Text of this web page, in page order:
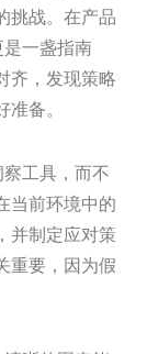
挑战。在产品
一盏指南
齐，发现策略
备。
工具，而不
当前环境中的
并制定应对策
重要，因为假